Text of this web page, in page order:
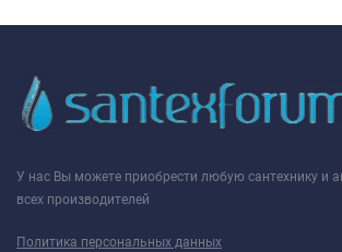
У нас Вы можете приобрести любую сантехнику и
всех производителей
Политика персональных данных